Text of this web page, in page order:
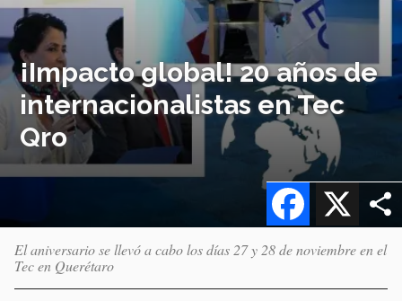
¡Impacto global! 20 años de
internacionalistas en Tec
Qro
X
Facebook
El aniversario se llevó a cabo los días 27 y 28 de noviembre en el
Tec en Querétaro